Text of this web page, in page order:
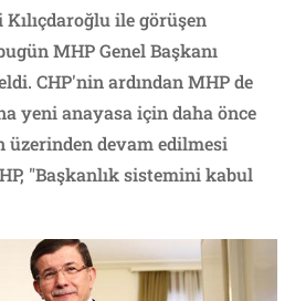
ile görüşen
MHP Genel Başkanı
CHP'nin ardından MHP de
yeni anayasa için daha önce
üzerinden devam edilmesi
"Başkanlık sistemini kabul